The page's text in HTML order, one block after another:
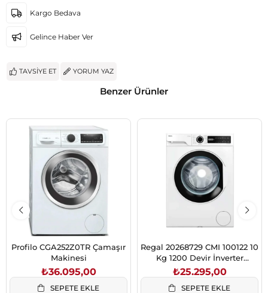
Kargo Bedava
Gelince Haber Ver
TAVSIYE ET YORUM YAZ
Benzer Ürünler
Profilo CGA252Z0TR Çamaşır
Makinesi
₺36.095,00
SEPETE EKLE
Regal 20268729 CMI 100122 10
Kg 1200 Devir İnverter
Çamaşır Makinesi
₺25.295,00
SEPETE EKLE